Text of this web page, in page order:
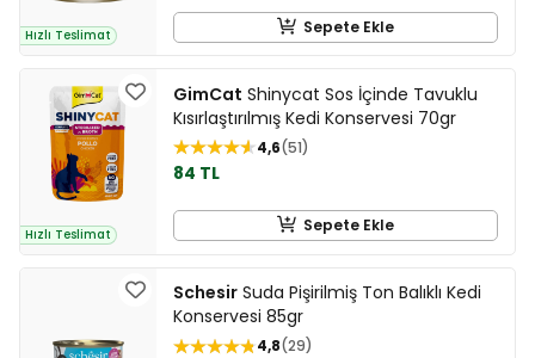
Hızlı Teslimat Sepete Ekle
Hızlı Teslimat
GimCat Shinycat Sos İçinde Tavuklu
Kısırlaştırılmış Kedi Konservesi 70gr
4,6 51
84 TL
Sepete Ekle
Schesir Suda Pişirilmiş Ton Balıklı Kedi
Konservesi 85gr
4,8 29